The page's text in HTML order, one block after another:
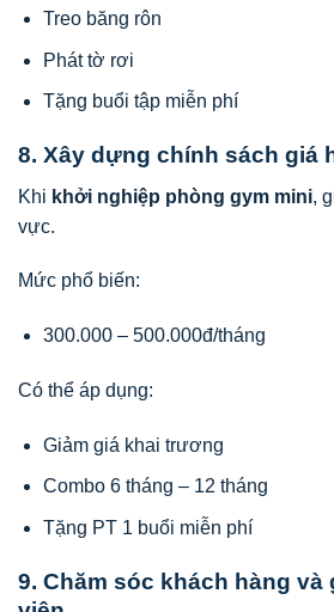
Treo băng rôn
Phát tờ rơi
Tặng buổi tập miễn phí
8. Xây dựng chính sách giá
Khi khởi nghiệp phòng gym mini,
vực.
Mức phổ biến:
300.000 – 500.000đ/tháng
Có thể áp dụng:
Giảm giá khai trương
Combo 6 tháng – 12 tháng
Tặng PT 1 buổi miễn phí
9. Chăm sóc khách hàng và